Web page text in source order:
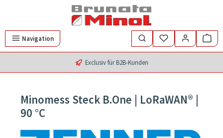
Zum Hauptinhalt springen
Navigation
Exclusiv für B2B-Kunden
Minomess Steck B.One | LoRaWAN® |
90 °C